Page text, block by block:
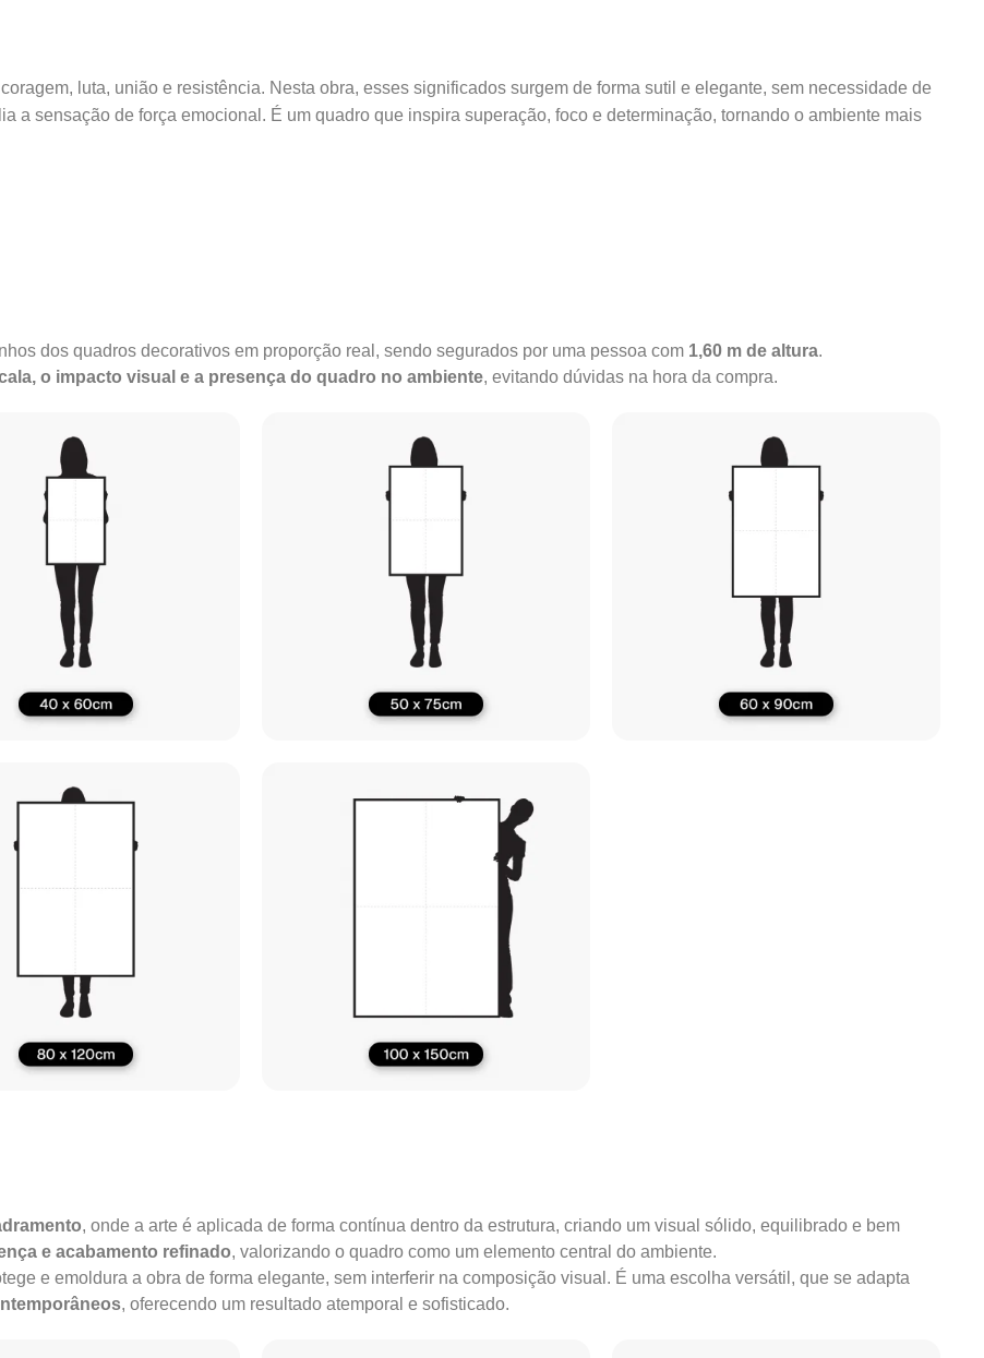
luta, união e resistência. Nesta obra, esses significados surgem de forma sutil e elegante, sem necessidade de
a sensação de força emocional. É um quadro que inspira superação, foco e determinação, tornando o ambiente mais
dos quadros decorativos em proporção real, sendo segurados por uma pessoa com 1,60 m de altura.
o impacto visual e a presença do quadro no ambiente, evitando dúvidas na hora da compra.
, onde a arte é aplicada de forma contínua dentro da estrutura, criando um visual sólido, equilibrado e bem
e acabamento refinado, valorizando o quadro como um elemento central do ambiente.
e emoldura a obra de forma elegante, sem interferir na composição visual. É uma escolha versátil, que se adapta
, oferecendo um resultado atemporal e sofisticado.